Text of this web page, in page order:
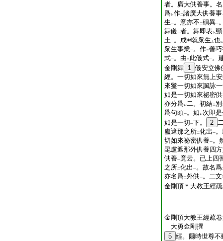
者。廣大供養事。
爲レ作二諸廣大供養事
生一。意亦不 二碩異一
舞儀一者。舞即表レ顯
土一。成 就衆生 上也
衆生事業一。作二善
式一。由 二 此儀式一。
金剛舞 1 儀安立佛
經。一切如來無上
來鬘一切如來諷詠
如是一切如來祕密
亦分爲レ二。初結二
爲句頭一。如 レ次即
如是一切一下。 2
盧遮那之所二化出 一
切如來祕密供養一。
毘盧遮那外供養四
供養一竟云。已上四
之所二化出 一。故名爲
亦名爲二外供一。二
金剛頂＊大教王經
金剛頂大教王經疏
大勇金剛撰
5 經。爾時世尊